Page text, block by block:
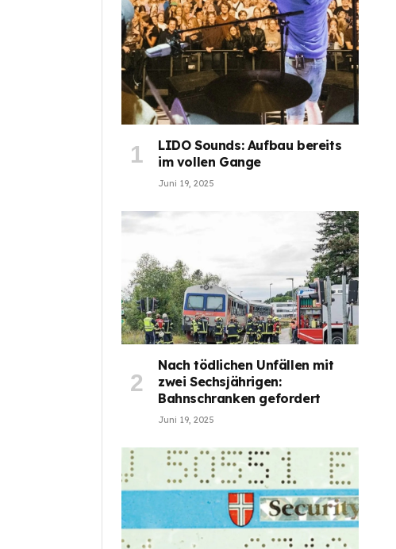
LIDO Sounds: Aufbau bereits
im vollen Gange
Juni 19, 2025
Nach tödlichen Unfällen mit
zwei Sechsjährigen:
Bahnschranken gefordert
Juni 19, 2025